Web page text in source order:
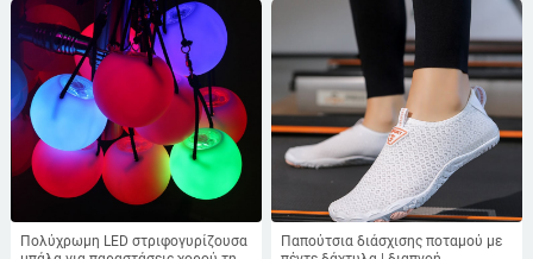
Πολύχρωμη LED στριφογυρίζουσα
Παπούτσια διάσχισης ποταμού με